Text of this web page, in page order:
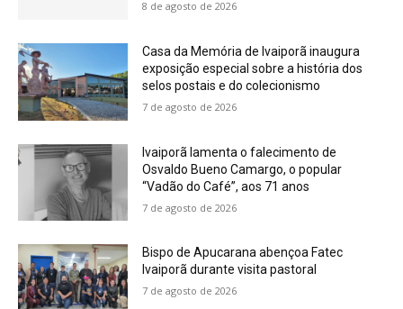
8 de agosto de 2026
Casa da Memória de Ivaiporã inaugura
exposição especial sobre a história dos
selos postais e do colecionismo
7 de agosto de 2026
Ivaiporã lamenta o falecimento de
Osvaldo Bueno Camargo, o popular
“Vadão do Café”, aos 71 anos
7 de agosto de 2026
Bispo de Apucarana abençoa Fatec
Ivaiporã durante visita pastoral
7 de agosto de 2026